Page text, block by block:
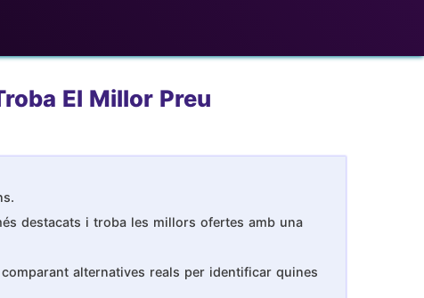
El Millor Preu
destacats i troba les millors ofertes amb una
alternatives reals per identificar quines